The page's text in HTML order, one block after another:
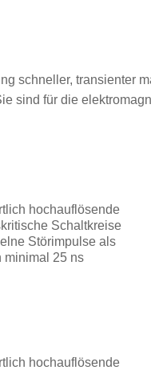
schneller, transienter
sind für die
hochauflösende
Schaltkreise
Störimpulse als
minimal 25 ns
hochauflösende